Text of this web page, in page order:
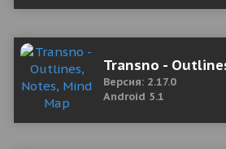
Transno -
Версия: 2.17.0
Android 5.1